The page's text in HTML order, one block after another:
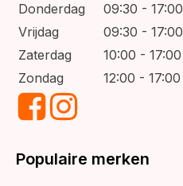
Donderdag
09:30 - 17:00
Vrijdag
09:30 - 17:00
Zaterdag
10:00 - 17:00
Zondag
12:00 - 17:00
Populaire merken